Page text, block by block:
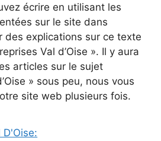
écrire en utilisant les
sur le site dans
des explications sur ce texte
Val d’Oise ». Il y aura
articles sur le sujet
» sous peu, nous vous
site web plusieurs fois.
D'Oise: